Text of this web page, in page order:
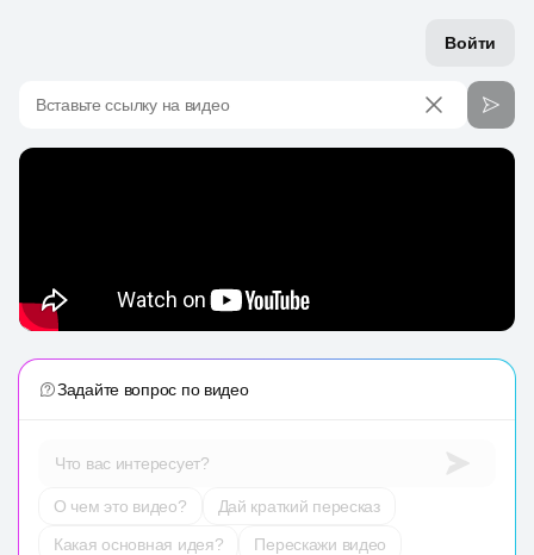
Войти
Вставьте ссылку на видео
Задайте вопрос по видео
Что вас интересует?
О чем это видео?
Дай краткий пересказ
Какая основная идея?
Перескажи видео